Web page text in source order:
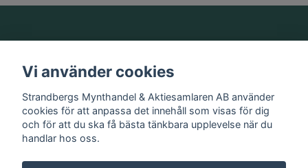
Information
Sociala medier
Vi använder cookies
Strandbergs Mynthandel & Aktiesamlaren AB använder
cookies för att anpassa det innehåll som visas för dig
och för att du ska få bästa tänkbara upplevelse när du
handlar hos oss.